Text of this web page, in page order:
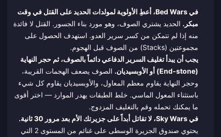
في Bed Wars، أعطِ الأولوية لمولدات الحديد على القتل في وقت
مبكر. الحديد يشتري الصوف، وهو مورد بناء الجسور. القتل لا فائدة
منه إذا لم تتمكن من كسر سرير العدو. استهدف الحصول على
مجموعتين (Stacks) من الصوف قبل الهجوم.
يجب أن يبدأ تغليف السرير الدفاعي دائماً بالصوف، ثم حجر النهاية
(End-stone) أو الأوبسيديان.
الصوف يضعف الهجمات القريبة،
وحجر النهاية يقاوم معظم المعاول، والأوبسيديان يقاوم كل شيء
باستثناء المعول الماسي. خلط الطبقات يهدر الموارد — اختر أقوى
ما يمكنك تحمله وقم بالتغليف المزدوج.
في Sky Wars، لا تقاتل أبداً على جزيرتك الأم بعد مرور 30 ثانية.
يحتوي صندوق الجزيرة الوسطى على غنائم من المستوى 2 التي